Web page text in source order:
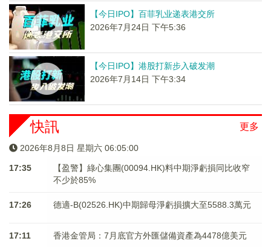
【今日IPO】百菲乳业递表港交所
2026年7月24日 下午5:36
【今日IPO】港股打新步入破发潮
2026年7月14日 下午3:34
更多
快訊
2026年8月8日 星期六 06:05:00
17:35
【盈警】綠心集團(00094.HK)料中期淨虧損同比收窄
不少於85%
17:26 德適-B(02526.HK)中期歸母淨虧損擴大至5588.3萬元
17:11 香港金管局：7月底官方外匯儲備資產為4478億美元